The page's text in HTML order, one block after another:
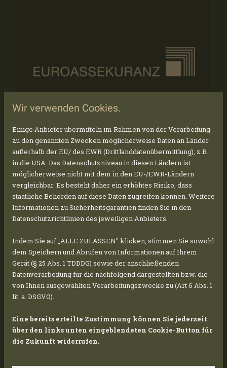
Wir verwenden Cookies.
Einige Anbieter übermitteln im Rahmen von der Verarbeitung
zu den genannten Zwecken möglicherweise Daten an Länder
außerhalb der EU/ des EWR (Drittlanddatenübermittlung), z.B.
in die USA. Das Datenschutzniveau in diesen Ländern ist
möglicherweise nicht mit dem in den EU-/EWR-Ländern
vergleichbar. Es besteht daher ein erhöhtes Risiko, dass
staatliche Behörden auf diese Daten zugreifen können. Weitere
Informationen zu Sicherheitsgarantien finden Sie in den
Datenschutzrichtlinien des jeweiligen Anbieters.
Indem Sie auf „ALLE ZULASSEN" klicken, stimmen Sie sowohl
dem Speichern und Abrufen von Informationen auf Ihrem
Gerät (§ 25 Abs. 1 TDDDG) sowie der anschließenden
Datenverarbeitung für die nachfolgend dargestellten bzw. die
von Ihnen ausgewählten Verarbeitungszwecke zu (Art 6 Abs. 1
lit. a. DSGVO).
Eine bereits erteilte Zustimmung können Sie jederzeit
über den links unten eingeblendeten Cookie-Button für
die Zukunft widerrufen.